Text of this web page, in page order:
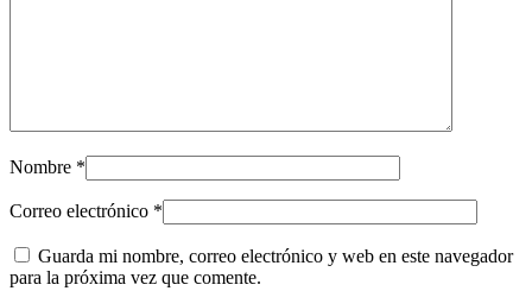
Nombre *
Correo electrónico *
Guarda mi nombre, correo electrónico y web en este navegador
para la próxima vez que comente.